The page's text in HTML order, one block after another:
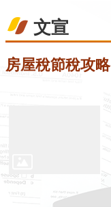
訊
息
務
文宣
房屋稅節稅攻略